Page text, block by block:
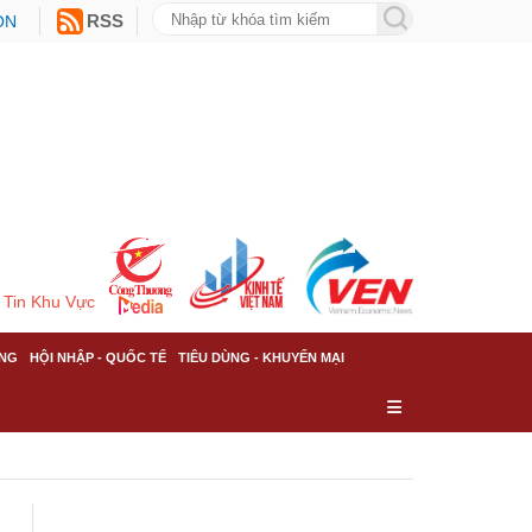
RSS
Tin Khu Vực
HỘI NHẬP - QUỐC TẾ TIÊU DÙNG - KHUYẾN MẠI